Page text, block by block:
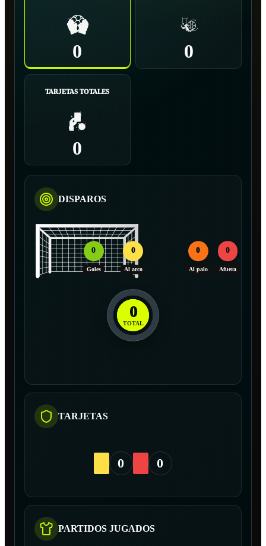
0 0
TARJETAS TOTALES
0
DISPAROS
0
Goles
0
Al arco
0
Al palo
0
Afuera
0
TOTAL
TARJETAS
0 0
PARTIDOS JUGADOS